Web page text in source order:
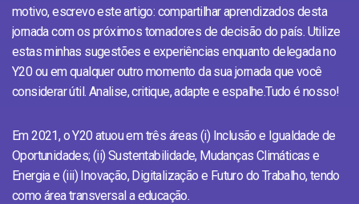
motivo, escrevo este artigo: compartilhar aprendizados desta
jornada com os próximos tomadores de decisão do país. Utilize
estas minhas sugestões e experiências enquanto delegada no
Y20 ou em qualquer outro momento da sua jornada que você
considerar útil. Analise, critique, adapte e espalhe.Tudo é nosso!
Em 2021, o Y20 atuou em três áreas (i) Inclusão e Igualdade de
Oportunidades; (ii) Sustentabilidade, Mudanças Climáticas e
Energia e (iii) Inovação, Digitalização e Futuro do Trabalho, tendo
como área transversal a educação.